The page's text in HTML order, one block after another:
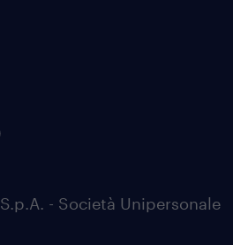
S.p.A. - Società Unipersonale